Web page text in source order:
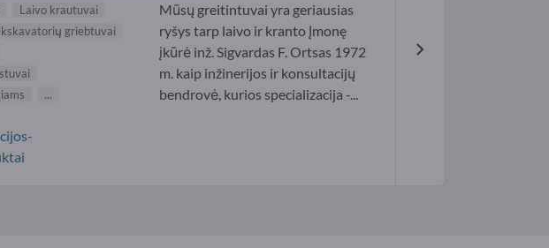
Laivo krautuvai
griebtuvai
...
Mūsų greitintuvai yra geriausias
ryšys tarp laivo ir kranto Įmonę
įkūrė inž. Sigvardas F. Ortsas 1972
m. kaip inžinerijos ir konsultacijų
bendrovė, kurios specializacija -...